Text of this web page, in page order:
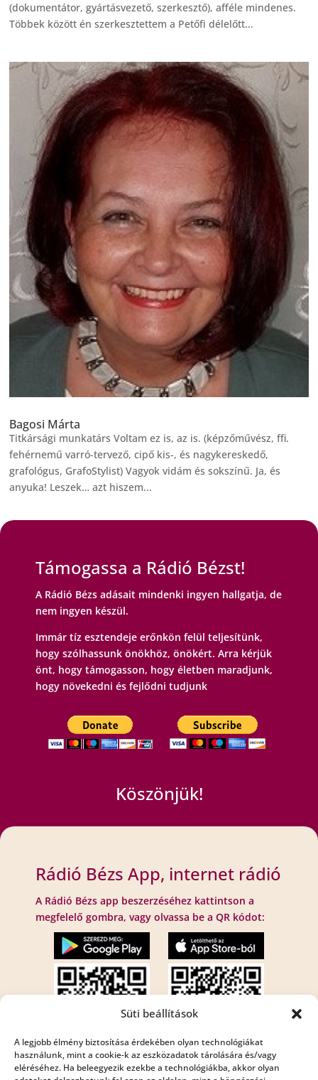
Süti beállítások
A legjobb élmény biztosítása érdekében olyan technológiákat
használunk, mint a cookie-k az eszközadatok tárolására és/vagy
eléréséhez. Ha beleegyezik ezekbe a technológiákba, akkor olyan
(dokumentátor, gyártásvezető, szerkesztő), afféle mindenes.
Többek között én szerkesztettem a Petőfi délelőtt...
Bagosi Márta
Titkársági munkatárs Voltam ez is, az is. (képzőművész, ffi.
fehérnemű varró-tervező, cipő kis-, és nagykereskedő,
grafológus, GrafoStylist) Vagyok vidám és sokszínű. Ja, és
anyuka! Leszek… azt hiszem...
Támogassa a Rádió Bézst!
A Rádió Bézs adásait mindenki ingyen hallgatja, de
nem ingyen készül.
Immár tíz esztendeje erőnkön felül teljesítünk,
hogy szólhassunk önökhöz, önökért. Arra kérjük
önt, hogy támogasson, hogy életben maradjunk,
hogy növekedni és fejlődni tudjunk
Köszönjük!
Rádió Bézs App, internet rádió
A Rádió Bézs app beszerzéséhez kattintson a
megfelelő gombra, vagy olvassa be a QR kódot: